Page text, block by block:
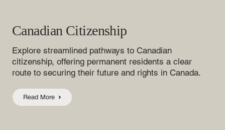
Canadian Citizenship
Explore streamlined pathways to Canadian
citizenship, offering permanent residents a clear
route to securing their future and rights in Canada.
Read More